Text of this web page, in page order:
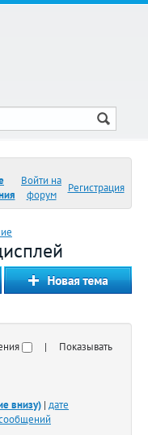
Войти на
форум
Регистрация
| Показывать
внизу) | дате